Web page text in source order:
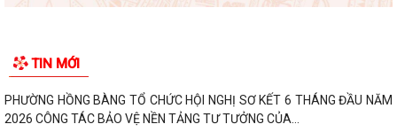
TIN MỚI
hùng và các Anh hùng liệt sĩ
bàn thành phố là Đền thờ...
PHƯỜNG HỒNG BÀNG TỔ CHỨC HỘI NGHỊ SƠ KẾT 6 THÁNG ĐẦU NĂM
2026 CÔNG TÁC BẢO VỆ NỀN TẢNG TƯ TƯỞNG CỦA...